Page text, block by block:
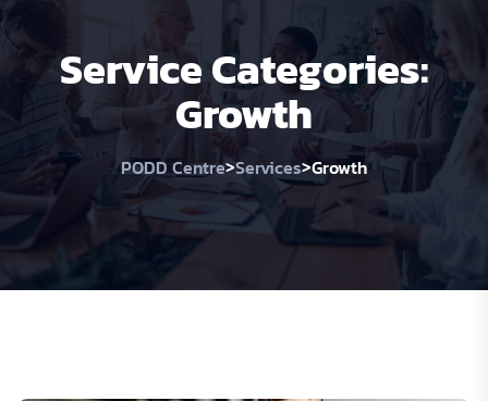
Service Categories:
Growth
PODD Centre>Services>Growth